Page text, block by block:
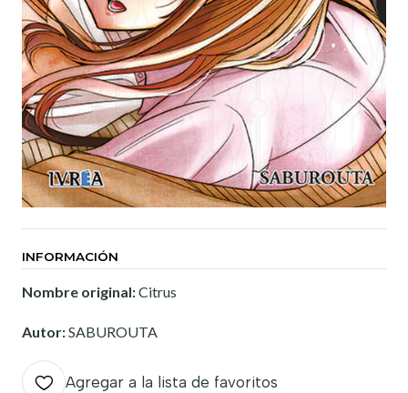
INFORMACIÓN
Nombre original:Citrus
Autor:SABUROUTA
Agregar a la lista de favoritos